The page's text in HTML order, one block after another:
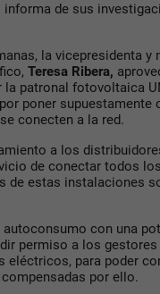
informa de sus
la vicepresidenta
Teresa Ribera,
la patronal fotovoltaica
poner supuestamente
conecten a la red.
a los
de conectar todos
de estas instalaciones
autoconsumo con una
permiso a los
eléctricos, para poder
por ello.